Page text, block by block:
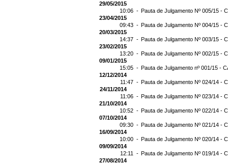
29/05/2015
10:06 - Pauta de Julgamento Nº 005/15 -
23/04/2015
09:43 - Pauta de Julgamento Nº 004/15 -
20/03/2015
14:37 - Pauta de Julgamento Nº 003/15 -
23/02/2015
13:20 - Pauta de Julgamento Nº 002/15 -
09/01/2015
15:05 - Pauta de Julgamento nº 001/15 -
12/12/2014
11:47 - Pauta de Julgamento Nº 024/14 -
24/11/2014
11:06 - Pauta de Julgamento Nº 023/14 -
21/10/2014
10:52 - Pauta de Julgamento Nº 022/14 -
07/10/2014
09:30 - Pauta de Julgamento Nº 021/14 -
16/09/2014
10:00 - Pauta de Julgamento Nº 020/14 -
09/09/2014
12:11 - Pauta de Julgamento Nº 019/14 -
27/08/2014